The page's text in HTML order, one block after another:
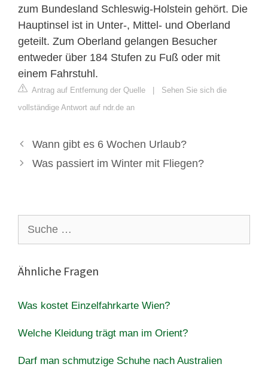
zum Bundesland Schleswig-Holstein gehört. Die
Hauptinsel ist in Unter-, Mittel- und Oberland
geteilt. Zum Oberland gelangen Besucher
entweder über 184 Stufen zu Fuß oder mit
einem Fahrstuhl.
Antrag auf Entfernung der Quelle | Sehen Sie sich die
vollständige Antwort auf ndr.de an
Wann gibt es 6 Wochen Urlaub?
Was passiert im Winter mit Fliegen?
nach:
Ähnliche Fragen
Was kostet Einzelfahrkarte Wien?
Welche Kleidung trägt man im Orient?
Darf man schmutzige Schuhe nach Australien